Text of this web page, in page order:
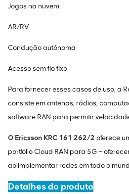
Jogos na nuvem
AR/RV
Condução autônoma
Acesso sem fio fixo
Para fornecer esses casos de uso, a
consiste em antenas, rádios,
software RAN para permitir
O Ericsson KRC 161 262/2 oferece
portfólio Cloud RAN para 5G –
ao implementar redes em todo o
Detalhes do produto